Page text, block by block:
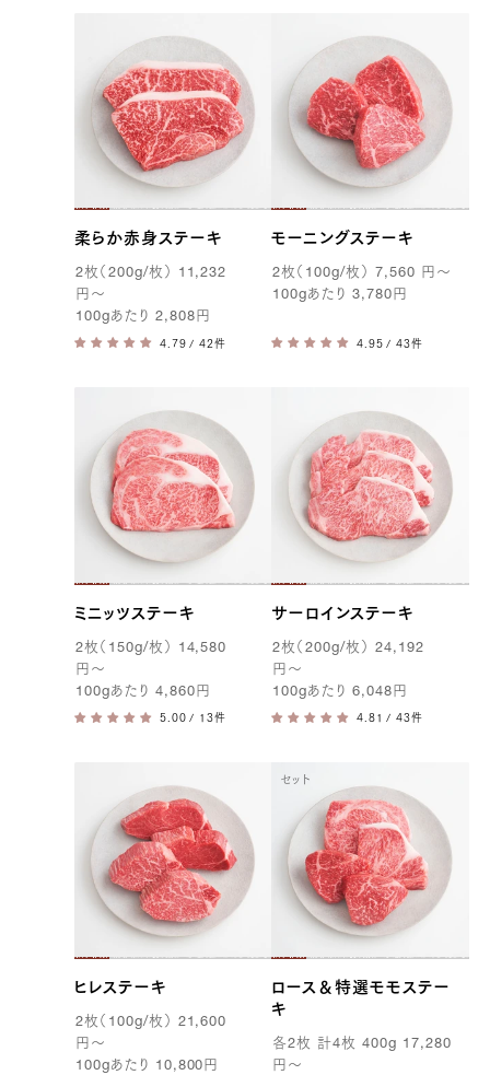
柔らか赤身ステーキ
2枚（ 200g/枚）
11,232
円 〜
100g あたり 2,808 円
/ 42件
モーニングステーキ
2枚（ 100g/枚） 7,560 円 〜
100g あたり3,780 円
/ 43件
ミニッツステーキ
2枚（ 150g/枚）
14,580
円 〜
100gあたり 4,860 円
/ 13件
サーロインステーキ
2枚（200g/枚） 24,192
円 〜
100gあたり6,048 円
/ 43件
ヒレステーキ
2枚（ 100g/枚） 21,600
円 〜
100gあたり 10,800 円
セット
ロース＆特選モモステー
キ
各2枚 計4枚400g 17,280
円 〜